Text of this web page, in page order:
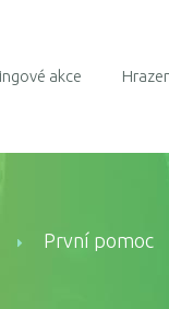
akce
První pomoc